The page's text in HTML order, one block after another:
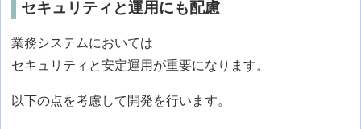
セキュリティと運用にも配慮
業務システムにおいては
セキュリティと安定運用が重要になります。
以下の点を考慮して開発を行います。